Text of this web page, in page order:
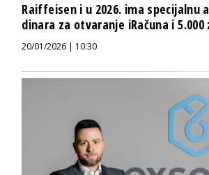
Raiffeisen i u 2026. ima specijalnu
dinara za otvaranje iRačuna i
20/01/2026 | 10:30